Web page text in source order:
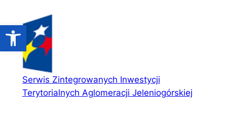
Open toolbar
do
treści
Serwis Zintegrowanych Inwestycji
Terytorialnych Aglomeracji Jeleniogórskiej